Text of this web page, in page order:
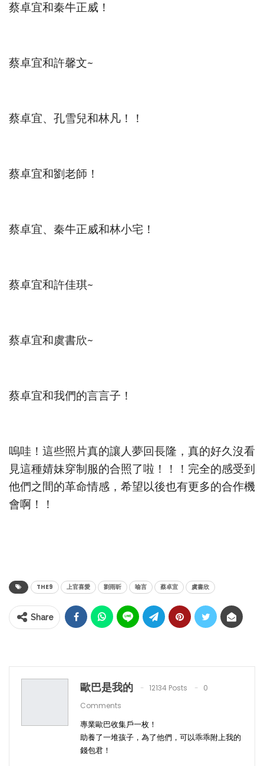
蔡卓宜和秦牛正威！
蔡卓宜和許馨文~
蔡卓宜、孔雪兒和林凡！！
蔡卓宜和劉老師！
蔡卓宜、秦牛正威和林小宅！
蔡卓宜和許佳琪~
蔡卓宜和虞書欣~
蔡卓宜和我們的言言子！
嗚哇！這些照片真的讓人夢回長隆，真的好久沒看
見這種婧妹穿制服的合照了啦！！！完全的感受到
他們之間的革命情感，希望以後也有更多的合作機
會啊！！
THE9 上官喜愛 劉雨昕 喻言 蔡卓宜 虞書欣
Share
歐巴是我的 12134 Posts
0
Comments
專業歐巴收集戶一枚！
助養了一堆孩子，為了他們，可以乖乖附上我的
錢包君！